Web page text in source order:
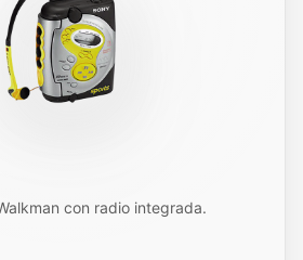
con radio integrada.